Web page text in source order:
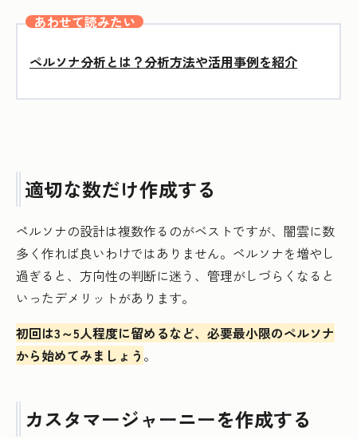
あわせて読みたい
ペルソナ分析とは？分析方法や活用事例を紹介
適切な数だけ作成する
ペルソナの設計は複数作るのがベストですが、闇雲に数
多く作れば良いわけではありません。ペルソナを増やし
過ぎると、方向性の判断に迷う、管理がしづらくなると
いったデメリットがあります。
初回は3～5人程度に留めるなど、必要最小限のペルソナ
から始めてみましょう 。
カスタマージャーニーを作成する